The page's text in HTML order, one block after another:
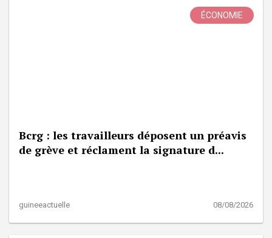
ÉCONOMIE
Bcrg : les travailleurs déposent un préavis
de grève et réclament la signature d...
guineeactuelle 08/08/2026